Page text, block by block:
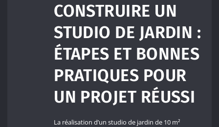
CONSTRUIRE UN
STUDIO DE JARDIN :
ÉTAPES ET BONNES
PRATIQUES POUR
UN PROJET RÉUSSI
La réalisation d’un studio de jardin de 10 m²